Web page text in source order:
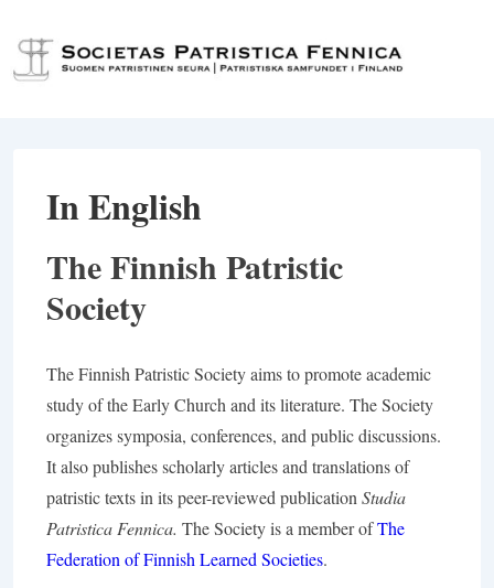
Siirry
pääsisältöön
In English
The Finnish Patristic
Society
The Finnish Patristic Society aims to promote academic
study of the Early Church and its literature. The Society
organizes symposia, conferences, and public discussions.
It also publishes scholarly articles and translations of
patristic texts in its peer-reviewed publication Studia
Patristica Fennica. The Society is a member ofThe
Federation of Finnish Learned Societies.